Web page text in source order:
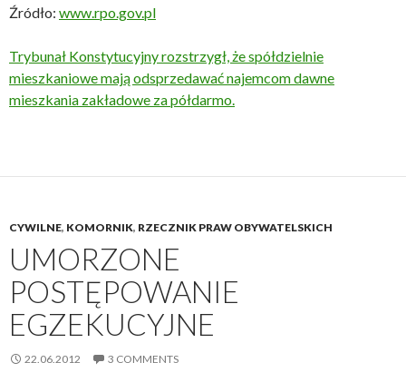
Źródło: www.rpo.gov.pl
Trybunał Konstytucyjny rozstrzygł, że spół­dziel­nie
mieszkaniowe mają odsprzedawać najemcom dawne
mieszkania zak­ła­do­we za półdarmo.
CYWILNE, KOMORNIK, RZECZNIK PRAW OBYWATELSKICH
UMORZONE
POSTĘPOWANIE
EGZEKUCYJNE
22.06.2012 3 COMMENTS